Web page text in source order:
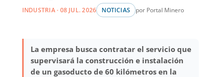
INDUSTRIA · 08 JUL. 2026 NOTICIAS por Portal Minero
La empresa busca contratar el servicio que
supervisará la construcción e instalación
de un gasoducto de 60 kilómetros en la